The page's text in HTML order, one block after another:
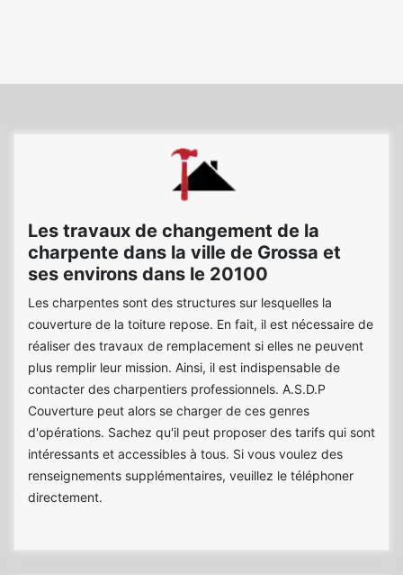
Les travaux de changement de la
charpente dans la ville de Grossa et
ses environs dans le 20100
Les charpentes sont des structures sur lesquelles la
couverture de la toiture repose. En fait, il est nécessaire de
réaliser des travaux de remplacement si elles ne peuvent
plus remplir leur mission. Ainsi, il est indispensable de
contacter des charpentiers professionnels. A.S.D.P
Couverture peut alors se charger de ces genres
d'opérations. Sachez qu'il peut proposer des tarifs qui sont
intéressants et accessibles à tous. Si vous voulez des
renseignements supplémentaires, veuillez le téléphoner
directement.